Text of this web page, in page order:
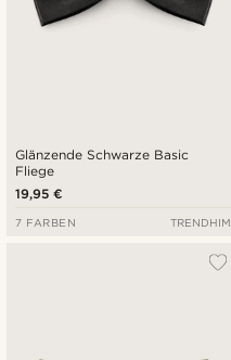
Glänzende Schwarze Basic
Fliege
19,95 €
7 FARBEN TRENDHIM